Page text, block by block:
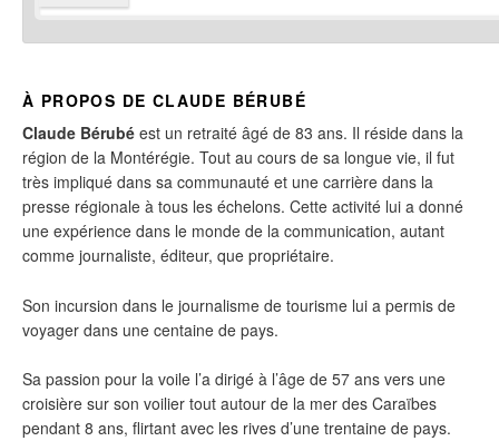
À PROPOS DE CLAUDE BÉRUBÉ
Claude Bérubé est un retraité âgé de 83 ans. Il réside dans la
région de la Montérégie. Tout au cours de sa longue vie, il fut
très impliqué dans sa communauté et une carrière dans la
presse régionale à tous les échelons. Cette activité lui a donné
une expérience dans le monde de la communication, autant
comme journaliste, éditeur, que propriétaire.
Son incursion dans le journalisme de tourisme lui a permis de
voyager dans une centaine de pays.
Sa passion pour la voile l’a dirigé à l’âge de 57 ans vers une
croisière sur son voilier tout autour de la mer des Caraïbes
pendant 8 ans, flirtant avec les rives d’une trentaine de pays.